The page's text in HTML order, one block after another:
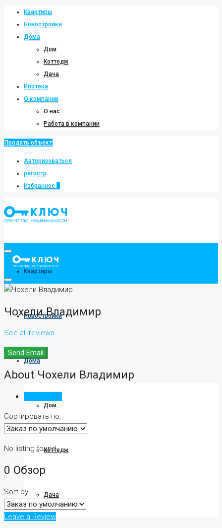
Квартиры
Новостройки
Дома
Дом
Коттедж
Дача
Ипотека
О компании
О нас
Работа в компании
Продать объект
Авторизоваться
регистр
Избранное
Квартиры
Новостройки
Дома
Дом
Коттедж
Дача
Чохели Владимир
See all reviews
Send Email
About Чохели Владимир
Сортировать по:
No listing found.
0 Обзор
Sort by:
Leave a Review